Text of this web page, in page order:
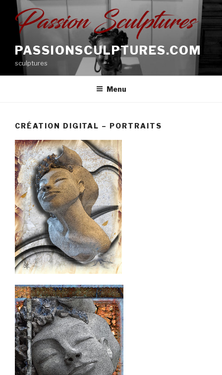
contenu
principal
PASSIONSCULPTURES.COM
sculptures
Menu
CRÉATION DIGITAL – PORTRAITS